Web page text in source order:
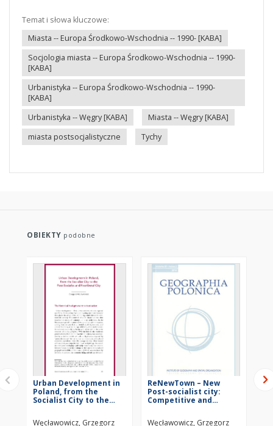
Temat i słowa kluczowe:
Miasta -- Europa Środkowo-Wschodnia -- 1990- [KABA]
Socjologia miasta -- Europa Środkowo-Wschodnia -- 1990-
[KABA]
Urbanistyka -- Europa Środkowo-Wschodnia -- 1990-
[KABA]
Urbanistyka -- Węgry [KABA]
Miasta -- Węgry [KABA]
miasta postsocjalistyczne
Tychy
OBIEKTY podobne
Urban Development in
Poland, from the
Socialist City to the
Neoliberal City
Węcławowicz, Grzegorz
ReNewTown – New
Post-socialist city:
Competitive and
Węcławowicz, Grzegorz